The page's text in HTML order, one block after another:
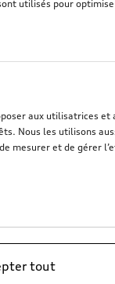
chez le partenaire
utilisés pour
aux utilisatrices et
Nous les utilisons
mesurer et de gérer
tout